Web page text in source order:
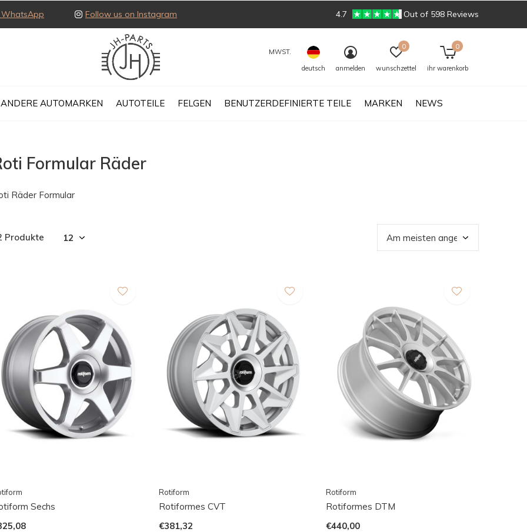
ANDERE AUTOMARKEN AUTOTEILE FELGEN BENUTZERDEFINIERTE TEILE MARKEN NEWS
MWST.
deutsch
anmelden wunschzettel
0
ihr warenkorb
0
Follow us on Instagram 4.7 Out of 598 Reviews
Formular Räder
Räder Formular
Produkte
Sechs
Rotiform
Rotiformes CVT
€381,32
Rotiform
Rotiformes DTM
€440,00